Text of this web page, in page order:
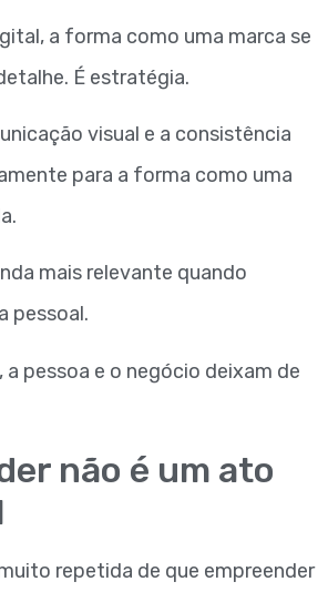
a forma como uma marca se
É estratégia.
visual e a consistência
para a forma como uma
mais relevante quando
pessoal.
a pessoa e o negócio deixam de
não é um ato
repetida de que empreender